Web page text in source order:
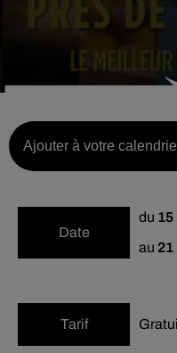
Ajouter à votre
Date
du 15
au 21
Tarif